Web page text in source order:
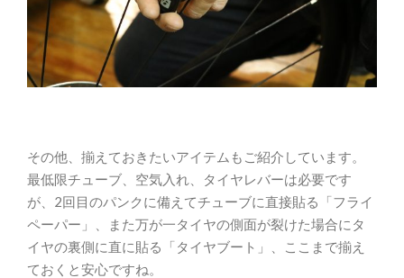
その他、揃えておきたいアイテムもご紹介しています。
最低限チューブ、空気入れ、タイヤレバーは必要です
が、2回目のパンクに備えてチューブに直接貼る「フライ
ペーパー」、また万が一タイヤの側面が裂けた場合にタ
イヤの裏側に直に貼る「タイヤブート」、ここまで揃え
ておくと安心ですね。